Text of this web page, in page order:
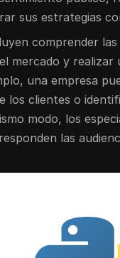
sus estrategias
comprender las
mercado y realizar
una empresa
los clientes o
modo, los
las